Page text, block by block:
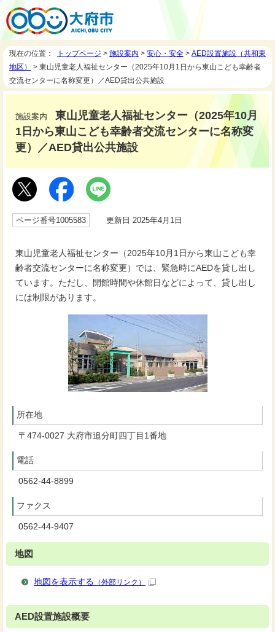
現在の位置： トップページ > 施設案内 > 安心・安全 > AED設置施設（共和東
地区）
> 東山児童老人福祉センター（2025年10月1日から東山こども幸齢者
交流センターに名称変更）／AED貸出公共施設
施設案内 東山児童老人福祉センター（2025年10月
1日から東山こども幸齢者交流センターに名称変
更）／AED貸出公共施設
ページ番号1005583 更新日 2025年4月1日
東山児童老人福祉センター（2025年10月1日から東山こども幸
齢者交流センターに名称変更）では、緊急時にAEDを貸し出し
ています。ただし、開館時間や休館日などによって、貸し出し
には制限があります。
所在地
〒474-0027 大府市追分町四丁目1番地
電話
0562-44-8899
ファクス
0562-44-9407
地図
地図を表示する （外部リンク）
AED設置施設概要